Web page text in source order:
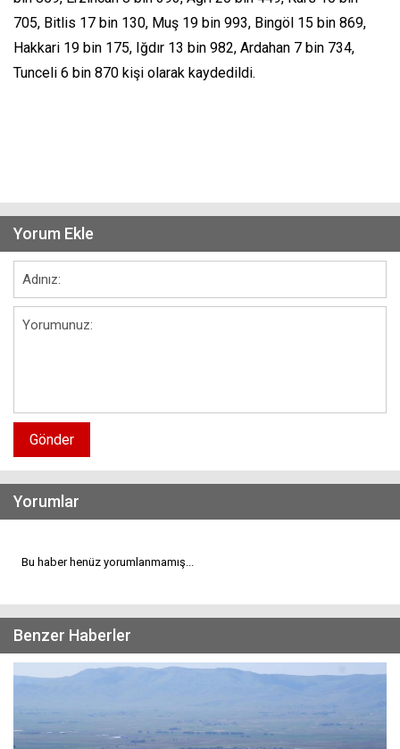
705, Bitlis 17 bin 130, Muş 19 bin 993, Bingöl 15 bin 869,
Hakkari 19 bin 175, Iğdır 13 bin 982, Ardahan 7 bin 734,
Tunceli 6 bin 870 kişi olarak kaydedildi.
Yorum Ekle
Gönder
Yorumlar
Bu haber henüz yorumlanmamış...
Benzer Haberler